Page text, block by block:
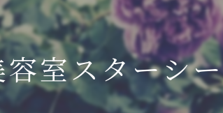
口コミ セン
セン
お守
室スターシ